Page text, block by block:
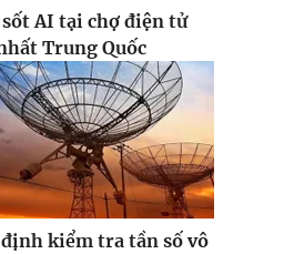
sốt AI tại chợ điện tử
Trung Quốc
định kiểm tra tần số vô